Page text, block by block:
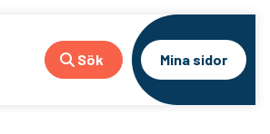
Sök Mina sidor